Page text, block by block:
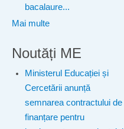
bacalaure...
Mai multe
Noutăți ME
Ministerul Educației și
Cercetării anunță
semnarea contractului de
finanțare pentru